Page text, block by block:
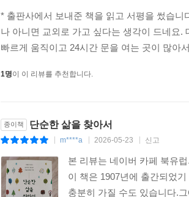
* 출판사에서 보내준 책을 읽고 서평을 썼습
나 아니면 교외로 가고 싶다는 생각이 드네요
빠르게 움직이고 24시간 문을 여는 곳이 많아
1명이 이 리뷰를 추천합니다.
종이책 단순한 삶을 찾아서
m****a 2026-05-23 신고
본 리뷰는 네이버 카페 북유
이 책은 1907년에 출간되었
충분히 가질 수도 있습니다.